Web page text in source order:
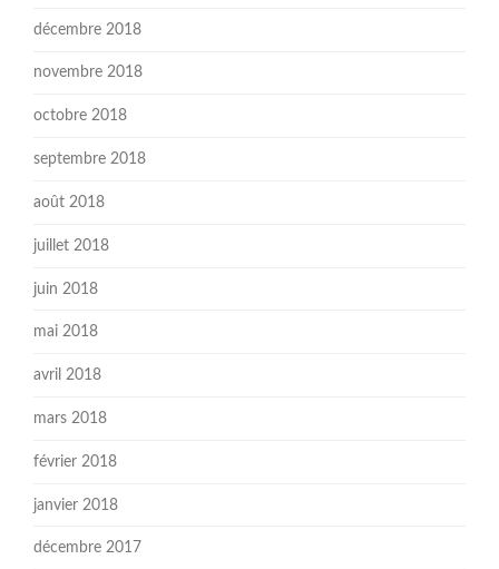
décembre 2018
novembre 2018
octobre 2018
septembre 2018
août 2018
juillet 2018
juin 2018
mai 2018
avril 2018
mars 2018
février 2018
janvier 2018
décembre 2017